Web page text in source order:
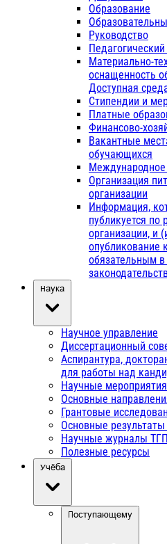
Образование
Руководство
Материально-
оснащенность
Доступная
Стипендии и
Платные
Финансово-
Вакантные
обучающихся
Международное
Организация
организации
Информация,
публикуется по
организации, и
опубликование
обязательным в
Наука
Научное управление
Диссертационный
Аспирантура,
для работы над
Научные
Основные
Грантовые
Основные
Научные журналы
Полезные ресурсы
Учёба
Поступающему